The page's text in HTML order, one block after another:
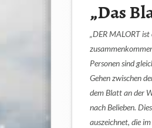
„Das
„DER MALORT
Personen sind
Gehen zwischen
dem Blatt an der
nach Belieben.
auszeichnet, die